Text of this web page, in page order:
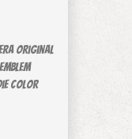
original
color